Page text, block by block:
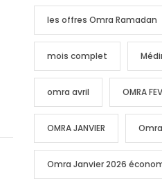
les offres Omra Ramadan
mois complet
omra avril OMRA
OMRA JANVIER
Omra Janvier 2026